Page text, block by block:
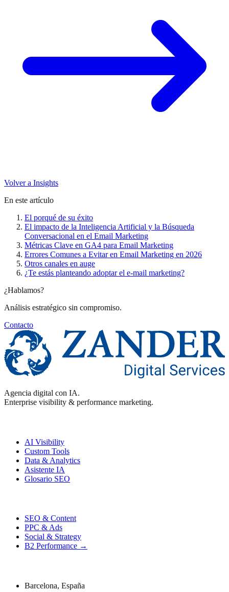
Volver a Insights
En este artículo
El porqué de su éxito
El impacto de la Inteligencia Artificial y la Búsqueda
Conversacional en el Email Marketing
Métricas Clave en GA4 para Email Marketing
Errores Comunes a Evitar en Email Marketing en 2026
Otros canales en auge
¿Te estás planteando adoptar el e-mail marketing?
¿Hablamos?
Análisis estratégico sin compromiso.
Contacto
Agencia digital con IA.
Enterprise visibility & performance marketing.
AI Visibility
Custom Tools
Data & Analytics
Asistente IA
Glosario SEO
SEO & Content
PPC & Ads
Social & Strategy
B2 Performance →
Barcelona, España